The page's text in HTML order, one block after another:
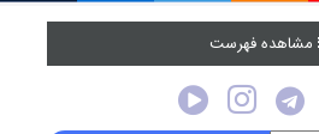
مشاهده فهرست